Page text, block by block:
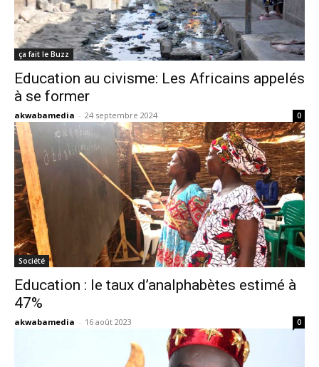
ça fait le Buzz
Education au civisme: Les Africains appelés
à se former
akwabamedia - 24 septembre 2024 0
Société
Education : le taux d’analphabètes estimé à
47%
akwabamedia - 16 août 2023 0